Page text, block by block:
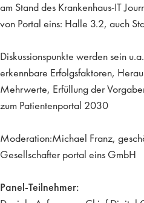
am Stand des Krankenhaus-IT
von Portal eins: Halle 3.2, auch
Diskussionspunkte werden sein
erkennbare Erfolgsfaktoren,
Mehrwerte, Erfüllung der
zum Patientenportal 2030
Moderation:Michael Franz,
Gesellschafter portal eins GmbH
Panel-Teilnehmer: